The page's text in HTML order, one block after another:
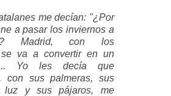
me decían: "¿Por
a pasar los inviernos a
Madrid, con los
se va a convertir en un
Yo les decía que
con sus palmeras, sus
luz y sus pájaros, me